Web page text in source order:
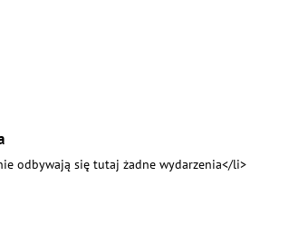
odbywają się tutaj żadne wydarzenia</li>